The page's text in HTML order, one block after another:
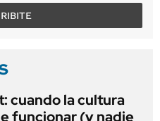
cuando la cultura
funcionar (y nadie